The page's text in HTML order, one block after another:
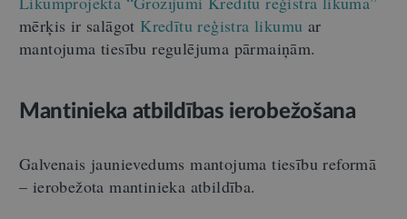
mērķis ir salāgot Kredītu reģistra likumu ar
mantojuma tiesību regulējuma pārmaiņām.
Mantinieka atbildības ierobežošana
Galvenais jaunievedums mantojuma tiesību reformā
– ierobežota mantinieka atbildība.